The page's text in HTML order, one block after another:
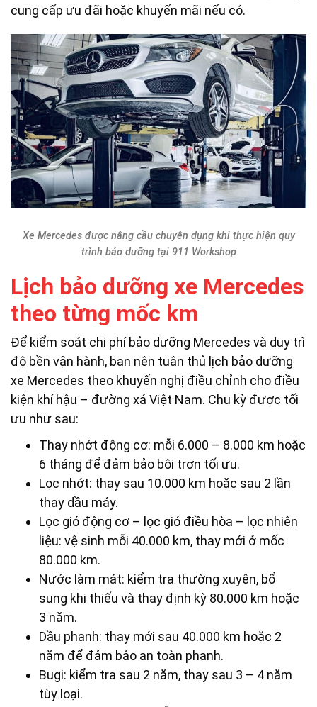
cung cấp ưu đãi hoặc khuyến mãi nếu có.
Xe Mercedes được nâng cầu chuyên dụng khi thực hiện quy
trình bảo dưỡng tại 911 Workshop
Lịch bảo dưỡng xe Mercedes
theo từng mốc km
Để kiểm soát chi phí bảo dưỡng Mercedes và duy trì
độ bền vận hành, bạn nên tuân thủ lịch bảo dưỡng
xe Mercedes theo khuyến nghị điều chỉnh cho điều
kiện khí hậu – đường xá Việt Nam. Chu kỳ được tối
ưu như sau:
Thay nhớt động cơ: mỗi 6.000 – 8.000 km hoặc
6 tháng để đảm bảo bôi trơn tối ưu.
Lọc nhớt: thay sau 10.000 km hoặc sau 2 lần
thay dầu máy.
Lọc gió động cơ – lọc gió điều hòa – lọc nhiên
liệu: vệ sinh mỗi 40.000 km, thay mới ở mốc
80.000 km.
Nước làm mát: kiểm tra thường xuyên, bổ
sung khi thiếu và thay định kỳ 80.000 km hoặc
3 năm.
Dầu phanh: thay mới sau 40.000 km hoặc 2
năm để đảm bảo an toàn phanh.
Bugi: kiểm tra sau 2 năm, thay sau 3 – 4 năm
tùy loại.